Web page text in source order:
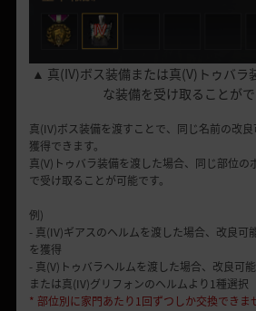
▲ 真(IV)ボス装備または真(V)トゥバラ
な装備を受け取ることがで
真(IV)ボス装備を渡すことで、同じ名前の改
獲得できます。
真(V)トゥバラ装備を渡した場合、同じ部位の
で受け取ることが可能です。
例)
- 真(IV)ギアスのヘルムを渡した場合、改良可
を獲得
- 真(V)トゥバラヘルムを渡した場合、改良可
または真(IV)グリフォンのヘルムより1種選択
* 部位別に家門あたり1回ずつしか交換できま